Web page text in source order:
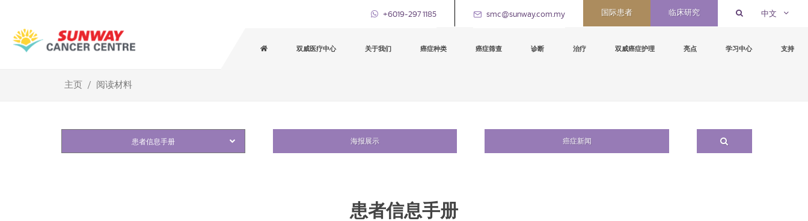
+6019-297 1185 smc@sunway.com.my 国际患者 临床研究 中文
双威医疗中心 关于我们 癌症种类 癌症筛查 诊断 治疗 双威癌症护理 亮点 学习中心 支持
主页 阅读材料
海报展示 癌症新闻
患者信息手册